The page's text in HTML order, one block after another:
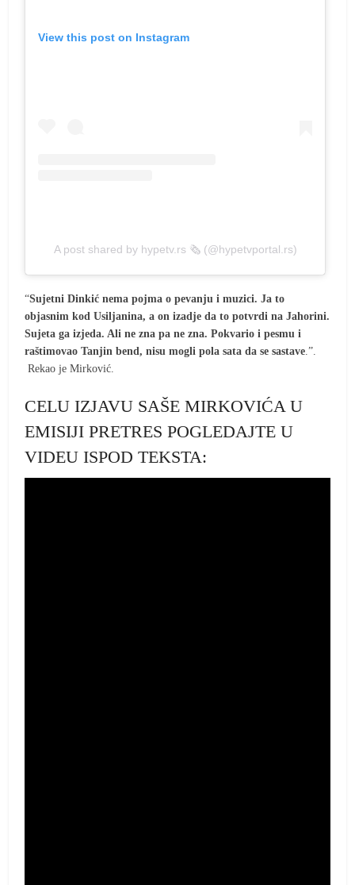
View this post on Instagram
A post shared by hypetv.rs 🗞️ (@hypetvportal.rs)
“Sujetni Dinkić nema pojma o pevanju i muzici. Ja to
objasnim kod Usiljanina, a on izadje da to potvrdi na Jahorini.
Sujeta ga izjeda. Ali ne zna pa ne zna. Pokvario i pesmu i
raštimovao Tanjin bend, nisu mogli pola sata da se sastave.”.
Rekao je Mirković.
CELU IZJAVU SAŠE MIRKOVIĆA U
EMISIJI PRETRES POGLEDAJTE U
VIDEU ISPOD TEKSTA: